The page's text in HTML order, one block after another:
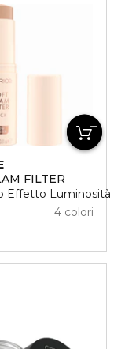
FILTER
Effetto Luminosità
4 colori